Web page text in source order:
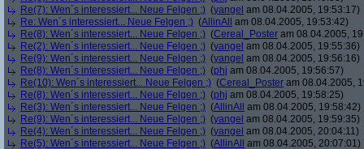
Re(7): Wen´s interessiert... Neue Felgen ;) (yangel am 08.04.2005, 19:53:17)
Re: Wen´s interessiert... Neue Felgen ;) (AllinAll
am 08.04.2005, 19:53:42)
Re(8): Wen´s interessiert... Neue Felgen ;) (Cereal_Poster am 08.04.2005,
Re(2): Wen´s interessiert... Neue Felgen ;) (yangel am 08.04.2005, 19:55:36)
Re(9): Wen´s interessiert... Neue Felgen ;) (yangel am 08.04.2005, 19:56:16)
Re(8): Wen´s interessiert... Neue Felgen ;) (phj am 08.04.2005, 19:56:57)
Re(10): Wen´s interessiert... Neue Felgen ;) (Cereal_Poster am 08.04.2005,
Re(8): Wen´s interessiert... Neue Felgen ;) (phj am 08.04.2005, 19:58:25)
Re(3): Wen´s interessiert... Neue Felgen ;) (AllinAll
am 08.04.2005, 19:58:42)
Re(9): Wen´s interessiert... Neue Felgen ;) (yangel am 08.04.2005, 19:59:35)
Re(4): Wen´s interessiert... Neue Felgen ;) (yangel am 08.04.2005, 20:04:11)
Re(5): Wen´s interessiert... Neue Felgen ;) (AllinAll
am 08.04.2005, 20:07:01)